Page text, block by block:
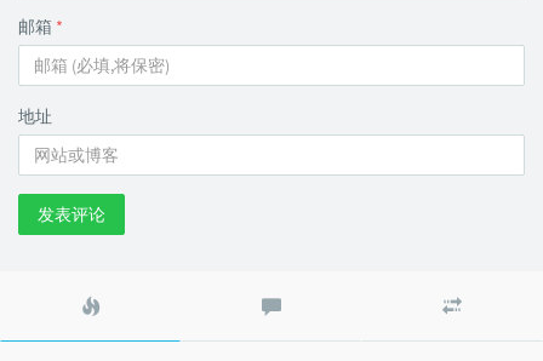
邮箱 *
地址
发表评论
文
评
文